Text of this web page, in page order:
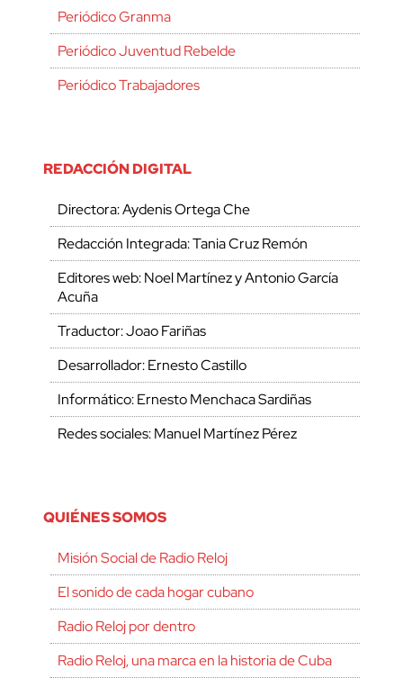
Periódico Granma
Periódico Juventud Rebelde
Periódico Trabajadores
REDACCIÓN DIGITAL
Directora: Aydenis Ortega Che
Redacción Integrada: Tania Cruz Remón
Editores web: Noel Martínez y Antonio García
Acuña
Traductor: Joao Fariñas
Desarrollador: Ernesto Castillo
Informático: Ernesto Menchaca Sardiñas
Redes sociales: Manuel Martínez Pérez
QUIÉNES SOMOS
Misión Social de Radio Reloj
El sonido de cada hogar cubano
Radio Reloj por dentro
Radio Reloj, una marca en la historia de Cuba